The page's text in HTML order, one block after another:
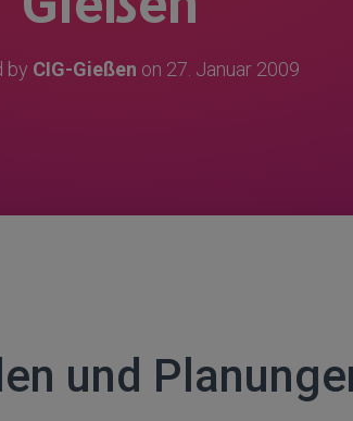
by CIG-Gießen on 27. Januar 2009
und